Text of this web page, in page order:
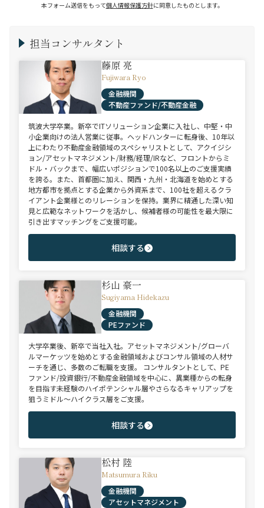
本フォーム送信をもって個人情報保護方針に同意したものとします。
担当コンサルタント
藤原 亮
Fujiwara Ryo
金融機関
不動産ファンド/不動産金融
筑波大学卒業。新卒でITソリューション企業に入社し、中堅・中
小企業向けの法人営業に従事。ヘッドハンターに転身後、10年以
上にわたり不動産金融領域のスペシャリストとして、アクイジシ
ョン/アセットマネジメント/財務/経理/IRなど、フロントからミ
ドル・バックまで、幅広いポジションで100名以上のご支援実績
を誇る。また、首都圏に加え、関西・九州・北海道を始めとする
地方都市を拠点とする企業から外資系まで、100社を超えるクラ
イアント企業様とのリレーションを保持。業界に精通した深い知
見と広範なネットワークを活かし、候補者様の可能性を最大限に
引き出すマッチングをご支援可能。
相談する
杉山 豪一
Sugiyama Hidekazu
金融機関
PEファンド
大学卒業後、新卒で当社入社。アセットマネジメント/グローバ
ルマーケッツを始めとする金融領域およびコンサル領域の人材サ
ーチを通じ、多数のご転職を支援。 コンサルタントとして、PE
ファンド/投資銀行/不動産金融領域を中心に、異業種からの転身
を目指す未経験のハイポテンシャル層やさらなるキャリアップを
狙うミドル～ハイクラス層をご支援。
相談する
松村 陸
Matsumura Riku
金融機関
アセットマネジメント